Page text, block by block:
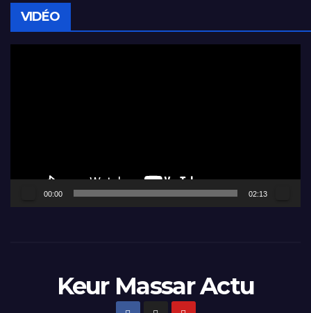
VIDÉO
00:00 02:13
Keur Massar Actu